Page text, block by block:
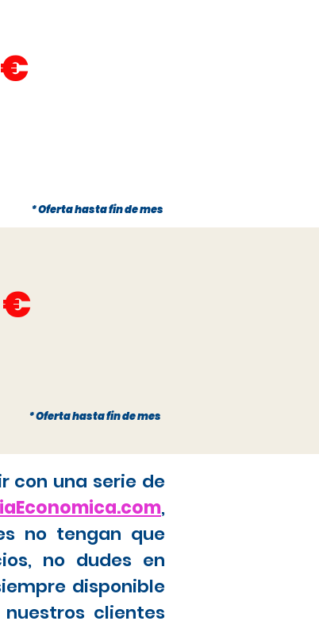
* Oferta hasta fin de mes
* Oferta hasta fin de mes
con una serie de
,
no tengan que
no dudes en
disponible
clientes